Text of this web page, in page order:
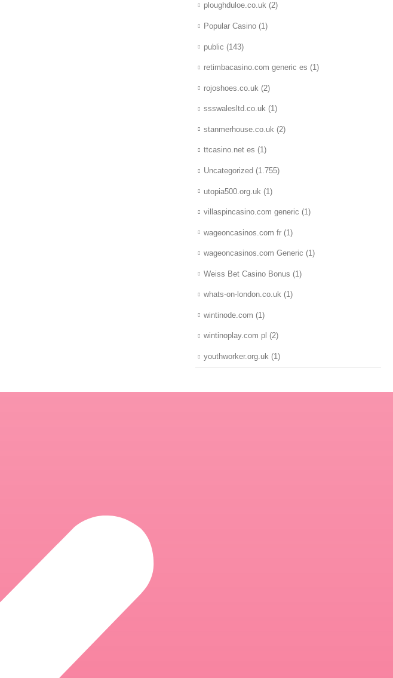
ploughduloe.co.uk (2)
Popular Casino (1)
public (143)
retimbacasino.com generic es (1)
rojoshoes.co.uk (2)
ssswalesltd.co.uk (1)
stanmerhouse.co.uk (2)
ttcasino.net es (1)
Uncategorized (1.755)
utopia500.org.uk (1)
villaspincasino.com generic (1)
wageoncasinos.com fr (1)
wageoncasinos.com Generic (1)
Weiss Bet Casino Bonus (1)
whats-on-london.co.uk (1)
wintinode.com (1)
wintinoplay.com pl (2)
youthworker.org.uk (1)